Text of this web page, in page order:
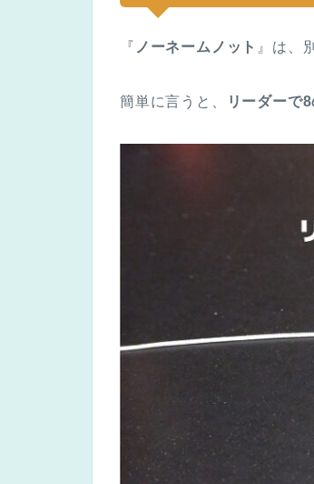
『 ノーネームノット 』は、
簡単に言うと、 リーダーで